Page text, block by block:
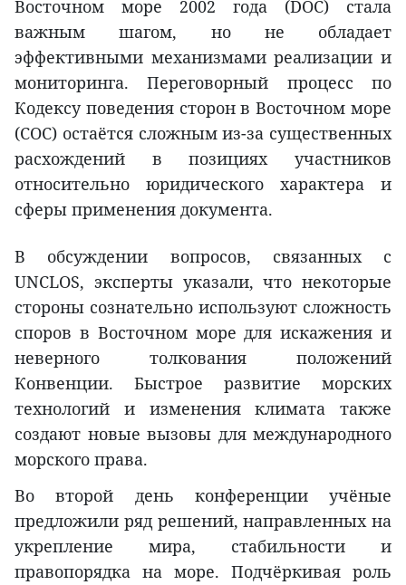
Восточном море 2002 года (DOC) стала
важным шагом, но не обладает
эффективными механизмами реализации и
мониторинга. Переговорный процесс по
Кодексу поведения сторон в Восточном море
(COC) остаётся сложным из-за существенных
расхождений в позициях участников
относительно юридического характера и
сферы применения документа.
В обсуждении вопросов, связанных с
UNCLOS, эксперты указали, что некоторые
стороны сознательно используют сложность
споров в Восточном море для искажения и
неверного толкования положений
Конвенции. Быстрое развитие морских
технологий и изменения климата также
создают новые вызовы для международного
морского права.
Во второй день конференции учёные
предложили ряд решений, направленных на
укрепление мира, стабильности и
правопорядка на море. Подчёркивая роль